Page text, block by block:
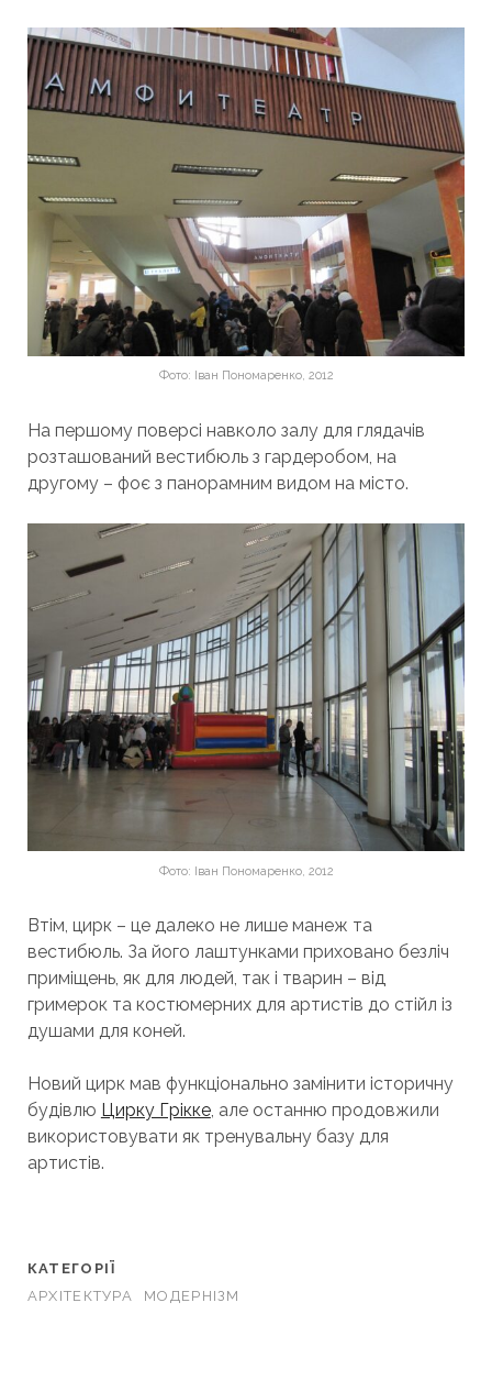
Фото: Іван Пономаренко, 2012
На першому поверсі навколо залу для глядачів
розташований вестибюль з гардеробом, на
другому – фоє з панорамним видом на місто.
Фото: Іван Пономаренко, 2012
Втім, цирк – це далеко не лише манеж та
вестибюль. За його лаштунками приховано безліч
приміщень, як для людей, так і тварин – від
гримерок та костюмерних для артистів до стійл із
душами для коней.
Новий цирк мав функціонально замінити історичну
будівлю Цирку Грікке, але останню продовжили
використовувати як тренувальну базу для
артистів.
КАТЕГОРІЇ
АРХІТЕКТУРА
МОДЕРНІЗМ